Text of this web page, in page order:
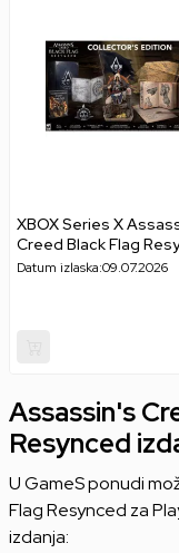
XBOX Series X
Creed Black Flag
Collectors Edition
Datum izlaska:09.07.2026
Assassin's
Resynced
U GameS ponudi
Flag Resynced za
izdanja: